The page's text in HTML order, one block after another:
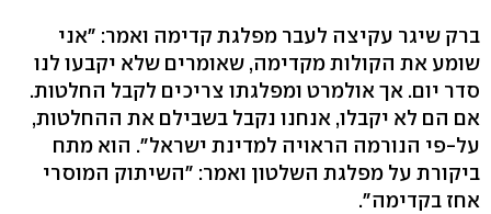
ברק שיגר עקיצה לעבר מפלגת קדימה ואמר: "אני
שומע את הקולות מקדימה, שאומרים שלא יקבעו לנו
סדר יום. אך אולמרט ומפלגתו צריכים לקבל החלטות.
אם הם לא יקבלו, אנחנו נקבל בשבילם את ההחלטות,
על-פי הנורמה הראויה למדינת ישראל". הוא מתח
ביקורת על מפלגת השלטון ואמר: "השיתוק המוסרי
אחז בקדימה".